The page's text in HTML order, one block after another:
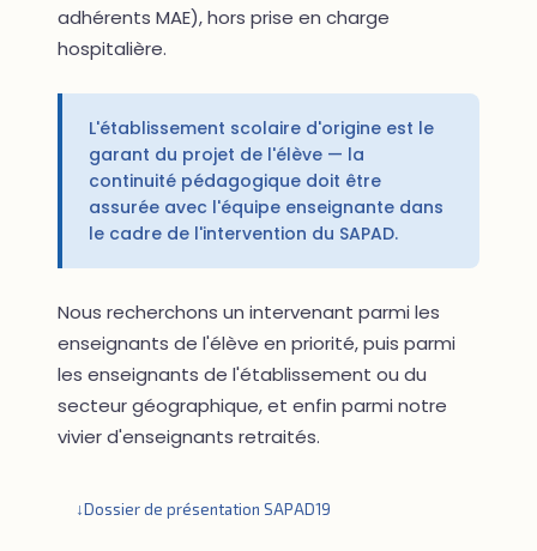
adhérents MAE), hors prise en charge
hospitalière.
L'établissement scolaire d'origine est le
garant du projet de l'élève — la
continuité pédagogique doit être
assurée avec l'équipe enseignante dans
le cadre de l'intervention du SAPAD.
Nous recherchons un intervenant parmi les
enseignants de l'élève en priorité, puis parmi
les enseignants de l'établissement ou du
secteur géographique, et enfin parmi notre
vivier d'enseignants retraités.
Dossier de présentation SAPAD19